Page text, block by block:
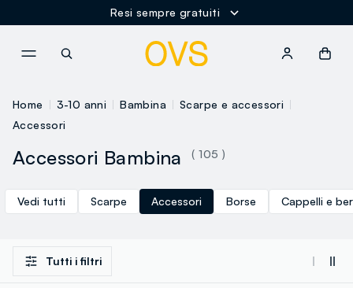
Resi sempre gratuiti
Home 3-10 anni Bambina
Scarpe e accessori
Accessori
Accessori Bambina ( 105 )
Vedi tutti Scarpe Accessori Borse Cappelli e
Tutti i filtri